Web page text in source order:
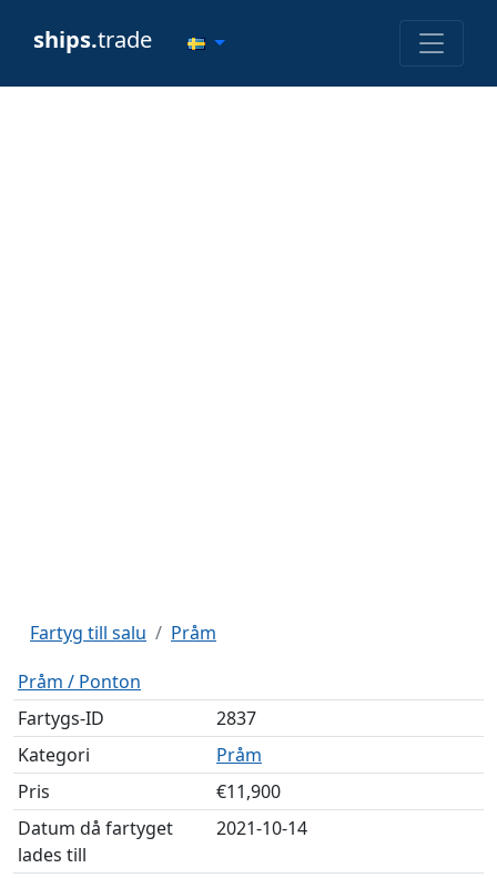
ships.trade
Fartyg till salu
Pråm
Pråm / Ponton
Fartygs-ID
2837
Kategori
Pråm
Pris
€11,900
Datum då fartyget
lades till
2021-10-14